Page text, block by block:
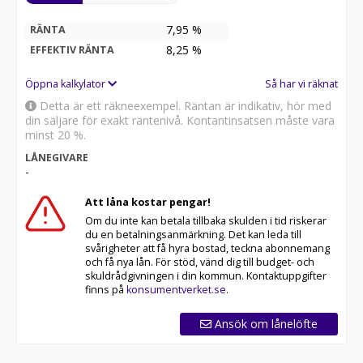
RÄNTA 7,95 %
EFFEKTIV RÄNTA 8,25 %
Öppna kalkylator Så har vi räknat
Detta är ett räkneexempel. Räntan är indikativ, hör med
din säljare för exakt räntenivå. Kontantinsatsen måste vara
minst 20 %.
LÅNEGIVARE
-
Att låna kostar pengar!
Om du inte kan betala tillbaka skulden i tid riskerar
du en betalningsanmärkning. Det kan leda till
svårigheter att få hyra bostad, teckna abonnemang
och få nya lån. För stöd, vänd dig till budget- och
skuldrådgivningen i din kommun. Kontaktuppgifter
finns på konsumentverket.se.
Ansök om lånelöfte